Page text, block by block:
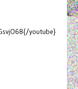
youtube}